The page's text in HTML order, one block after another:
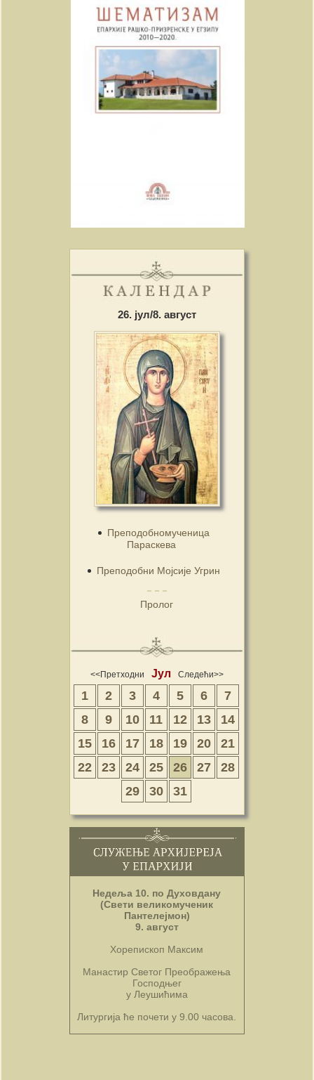
26. јул/8. август
Преподобномученица
Параскева
Преподобни Мојсије Угрин
Пролог
<<Претходни Јул Следећи>>
1 2 3 4 5 6
7
8
9 10 11 12 13
14
15
16 17 18 19 20
21
22
23 24 25 26 27
28
29
30 31
Недеља 10. по Духовдану
(Свети великомученик
Пантелејмон)
9. август
Хорепископ Максим
Манастир Светог Преображења
Господњег
у Леушићима
Литургија ће почети у 9.00 часова.